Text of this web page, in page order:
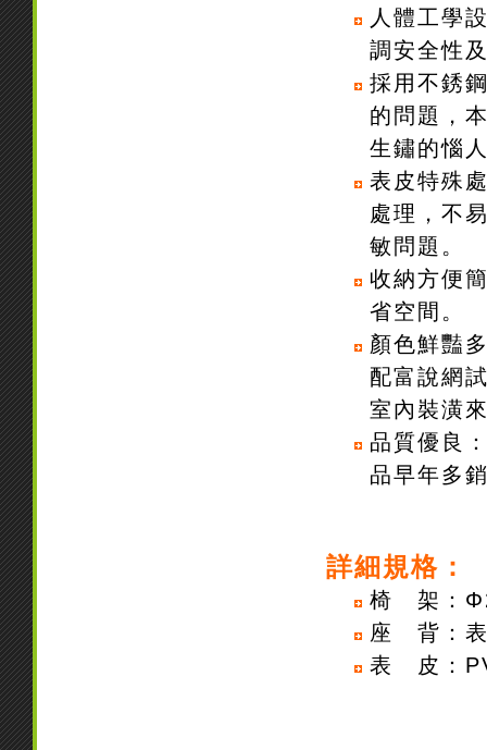
人體工學
調安全性
採用不銹
的問題，
生鏽的惱
表皮特殊
處理，不
敏問題。
收納方便
省空間。
顏色鮮豔
配富說網
室內裝潢
品質優良
品早年多
詳細規格：
椅 架：
座 背：
表 皮：